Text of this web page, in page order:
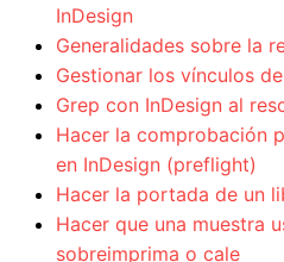
InDesign
Generalidades sobre la
Gestionar los vínculos
Grep con InDesign al
Hacer la comprobación
en InDesign (preflight)
Hacer la portada de un
Hacer que una muestra
sobreimprima o cale